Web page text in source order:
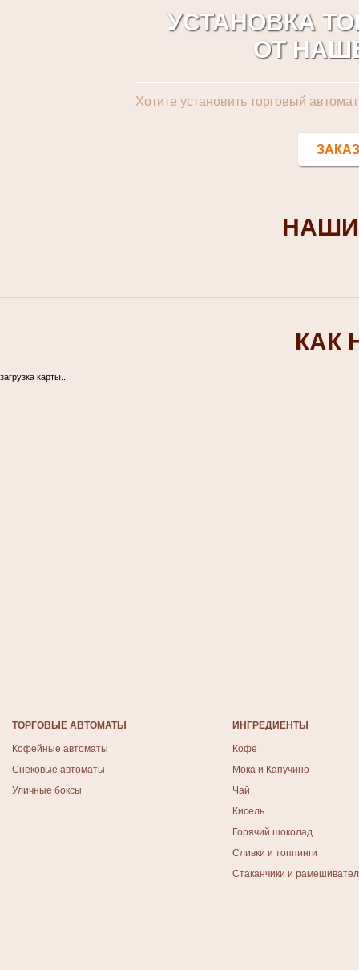
УСТАНОВКА
ОТ
Хотите установить торговый
КАК
загрузка карты...
ТОРГОВЫЕ АВТОМАТЫ
Кофейные автоматы
Снековые автоматы
Уличные боксы
ИНГРЕДИЕНТЫ
Кофе
Мока и Капучино
Чай
Кисель
Горячий шоколад
Сливки и топпинги
Стаканчики и